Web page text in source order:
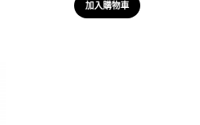
加入購物車